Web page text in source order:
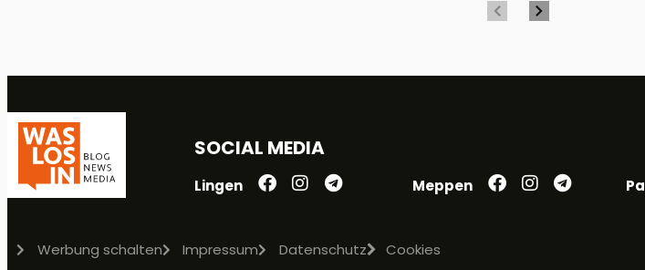
SOCIAL MEDIA
Lingen Meppen
Werbung schalten Impressum Datenschutz Cookies